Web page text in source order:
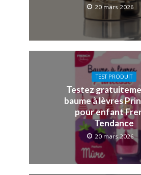
20 mars 2026
TEST PRODUIT
Testez
baume à lèvres
pour enfant
Tendance
20 mars 2026